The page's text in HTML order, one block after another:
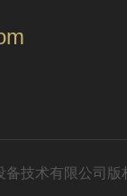
技术有限公司版